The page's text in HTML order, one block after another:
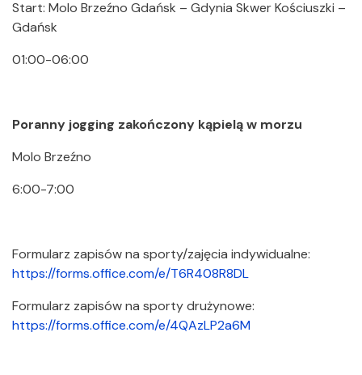
Start: Molo Brzeźno Gdańsk – Gdynia Skwer Kościuszki –
Gdańsk
01:00-06:00
Poranny jogging zakończony kąpielą w morzu
Molo Brzeźno
6:00-7:00
Formularz zapisów na sporty/zajęcia indywidualne:
https://forms.office.com/e/T6R408R8DL
Formularz zapisów na sporty drużynowe:
https://forms.office.com/e/4QAzLP2a6M